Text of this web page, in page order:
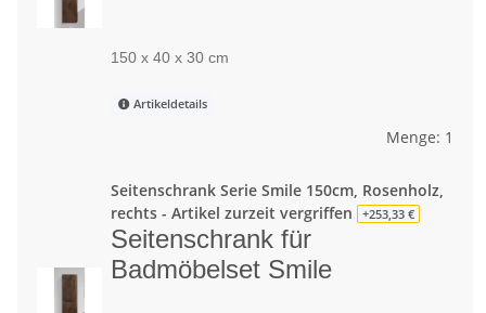
150 x 40 x 30 cm
Artikeldetails
Menge: 1
Seitenschrank Serie Smile 150cm, Rosenholz,
rechts - Artikel zurzeit vergriffen
+253,33 €
Seitenschrank für
Badmöbelset Smile